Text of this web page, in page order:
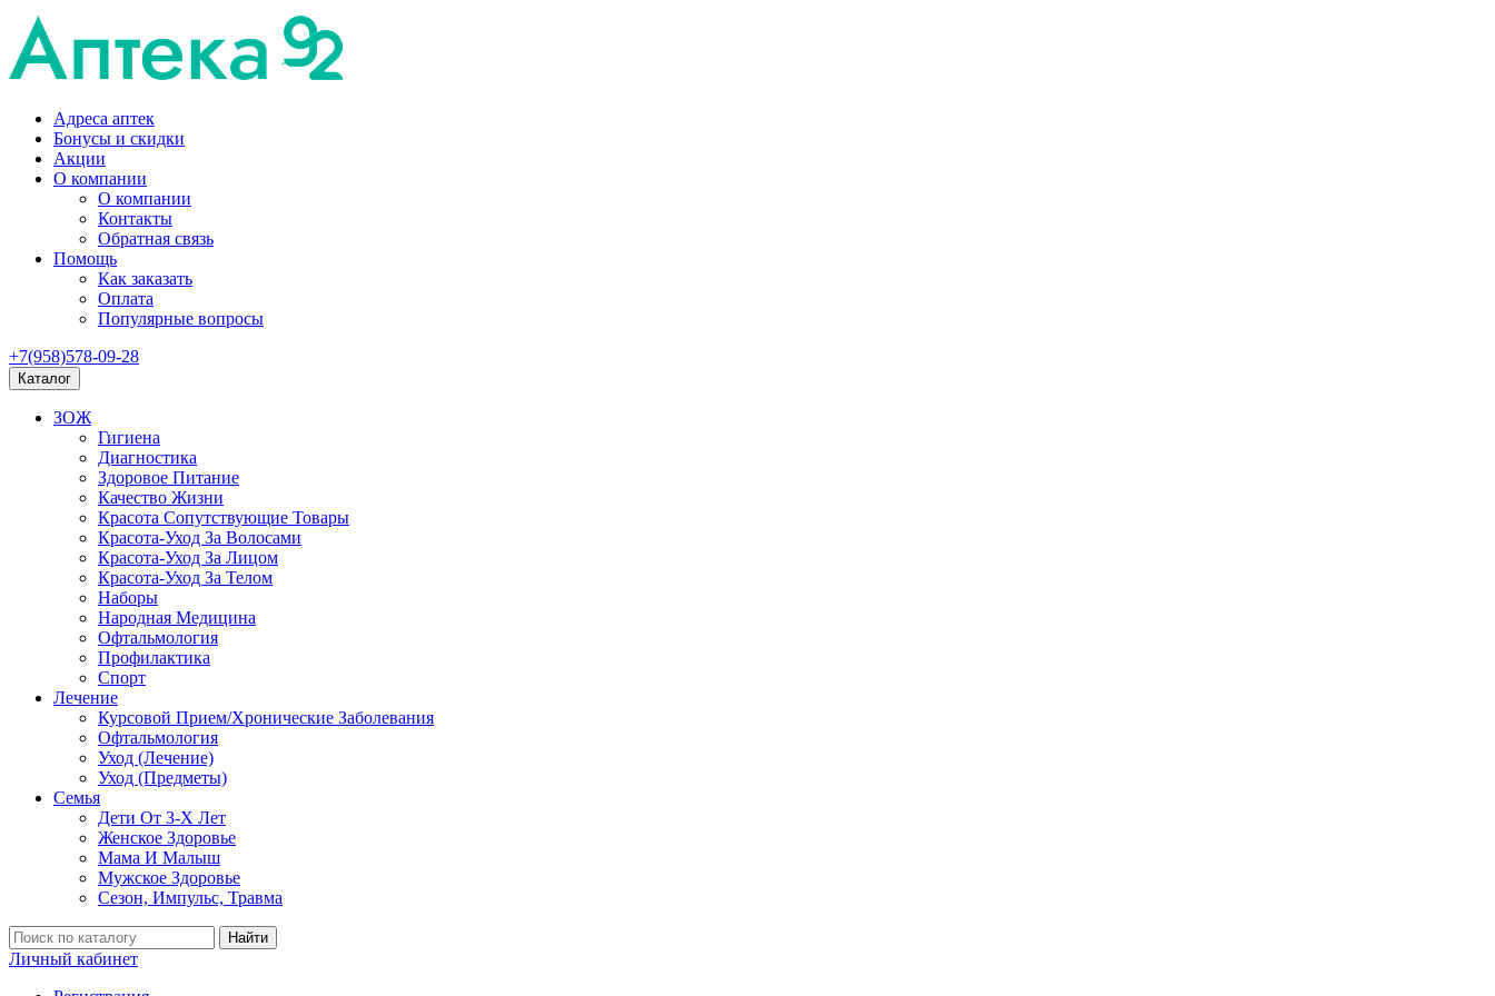
Адреса аптек
Бонусы и скидки
Акции
О компании
О компании
Контакты
Обратная связь
Помощь
Как заказать
Оплата
Популярные вопросы
+7(958)578-09-28
Каталог
ЗОЖ
Гигиена
Диагностика
Здоровое Питание
Качество Жизни
Красота Сопутствующие Товары
Красота-Уход За Волосами
Красота-Уход За Лицом
Красота-Уход За Телом
Наборы
Народная Медицина
Офтальмология
Профилактика
Спорт
Лечение
Курсовой Прием/Хронические Заболевания
Офтальмология
Уход (Лечение)
Уход (Предметы)
Семья
Дети От 3-Х Лет
Женское Здоровье
Мама И Малыш
Мужское Здоровье
Сезон, Импульс, Травма
Найти
Личный кабинет